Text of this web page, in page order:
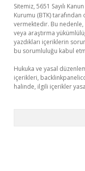
Sitemiz, 5651 Sayılı
Kurumu (BTK) tarafından
vermektedir. Bu
veya araştırma
yazdıkları içeriklerin
bu sorumluluğu kabul
Hukuka ve yasal
içerikleri,
halinde, ilgili içerikler